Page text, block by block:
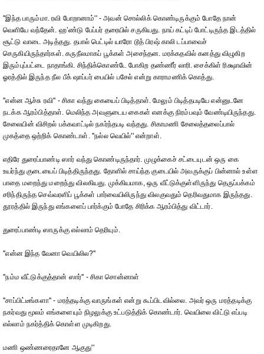
''இந்த பாரும்மா. ரவி போறானாம்'' - அவன் சொல்லிக் கொண்டிருக்கும் போதே நான்
வெளியே வந்தேன். ஹ’ண்டு பேப்பர் தரையில் சருகியது. நாய் கட்டிப் போட்டிருந்த இடத்தில்
சூட்டு வாடை அடித்தது. தபால் பெட்டில் யாரோ டூத் பிரஷ் காலி டப்பாவைச்
செருகியிருந்தார்கள். கருநீலமாகப் பூக்கள் அசைந்தன. மரக்கதவில் கனத்து விழுகிற
இரும்புப்பட்டை நாதாங்கி. சிந்திக்கொண்டே போகிற தண்ணீர் லாரி. சைக்கிள் ரிக்ஷாவின்
ஓரத்தில் இருந்த நீல பீக் ஷாப்பர் பையில் பசேல் என்று காராமணிக் கொத்து.
''என்ன ஆச்சு ரவி'' - சிகா வந்து கையைப் பிடித்தாள். மேலும் பிடித்தபடியே என்னுடனே
நடக்க ஆரம்பித்தாள். மெலிந்த அவளுடைய கைகள் எனக்கு நிரம்பவும் வேண்டியிருந்தது.
சேலையின் விசிறல் பக்கவாட்டில் நகர்ந்தபடி வந்தது. சிகாமணி சேலைத்தலைப்பால்
முகத்தை ஒற்றிக் கொண்டாள். ''நல்ல வெயில்'' என்றாள்.
எதிரே துரைப்பாண்டி ஸார் வந்து கொண்டிருந்தார். முழுக்கைச் சட்டையுடன் ஒரு கை
உயர்ந்து குடையைப் பிடித்திருந்தது. தோளில் சாய்ந்த குடையில் அவருக்குப் பின்னால் உள்ள
பாதை மறைந்து மறைந்து விலகியது. முக்கியமாக, ஒரு வீட்டுக்குள்ளிருந்து தெருப்பக்கம்
சரிந்திருந்த செவ்வரளிப் பூக்கள் பார்வையிலிருந்து விலகுவதும் தெரிவதுமாக இருந்தது.
தூரத்தில் இருந்து எங்களைப் பார்க்கும் போதே சிரிக்க ஆரம்பித்து விட்டார்.
துரைப்பாண்டி ஸாருக்கு எல்லாம் தெரியும்.
''என்ன இந்த வேனா வெயிலில?''
''நம்ம வீட்டுக்குத்தான் ஸார்'' - சிகா சொன்னாள்
''சாப்பிட்டீங்களா'' - மரத்தடிக்கு வாருங்கள் என்று கூப்பிடவில்லை. அவர் ஒரு மரத்தடிக்கு
நகர்வது மூலம் எங்களையும் நிழலுக்கு உட்படுத்திக் கொண்டார். வெயிலை விட்டு எப்படி
எல்லாம் நகர்த்திக் கொள்ள முடிகிறது.
மணி ஒண்ணரைதானே ஆகுது''